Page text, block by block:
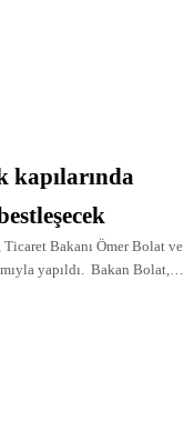
kapılarında
Bakanı Ömer Bolat ve
yapıldı. Bakan Bolat,